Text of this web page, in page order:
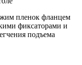
пленок фланцем
фиксаторами и
подъема